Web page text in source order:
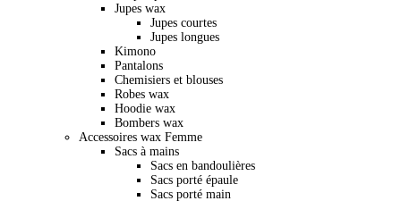
Jupes wax
Jupes courtes
Jupes longues
Kimono
Pantalons
Chemisiers et blouses
Robes wax
Hoodie wax
Bombers wax
Accessoires wax Femme
Sacs à mains
Sacs en bandoulières
Sacs porté épaule
Sacs porté main